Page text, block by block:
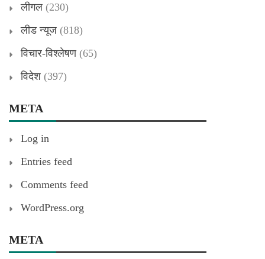
लीगल (230)
लीड न्यूज (818)
विचार-विश्लेषण(65)
विदेश (397)
META
Log in
Entries feed
Comments feed
WordPress.org
META